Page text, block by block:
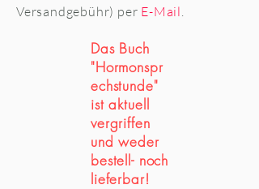
Versandgebühr) per E-Mail.
Das Buch
"Hormonspr
echstunde"
ist aktuell
vergriffen
und weder
bestell- noch
lieferbar!